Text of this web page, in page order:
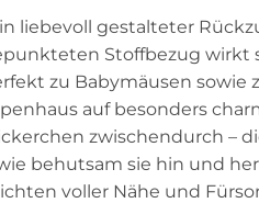
liebevoll gestalteter
Stoffbezug wirkt
zu Babymäusen
auf besonders
zwischendurch –
behutsam sie hin und
voller Nähe und